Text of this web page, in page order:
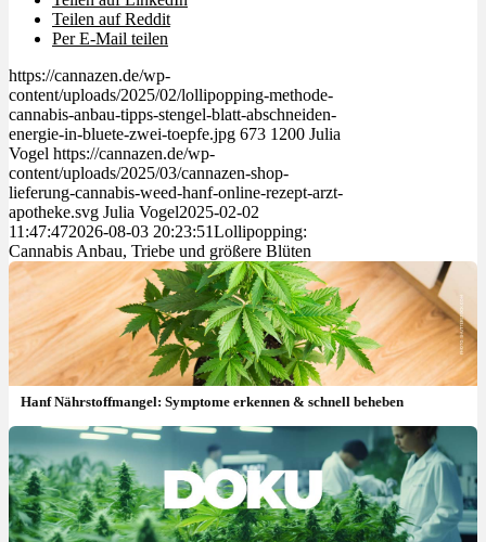
Teilen auf Reddit
Per E-Mail teilen
https://cannazen.de/wp-
content/uploads/2025/02/lollipopping-methode-
cannabis-anbau-tipps-stengel-blatt-abschneiden-
energie-in-bluete-zwei-toepfe.jpg 673 1200 Julia
Vogel https://cannazen.de/wp-
content/uploads/2025/03/cannazen-shop-
lieferung-cannabis-weed-hanf-online-rezept-arzt-
apotheke.svg Julia Vogel2025-02-02
11:47:472026-08-03 20:23:51Lollipopping:
Cannabis Anbau, Triebe und größere Blüten
Hanf Nährstoffmangel: Symptome erkennen & schnell beheben